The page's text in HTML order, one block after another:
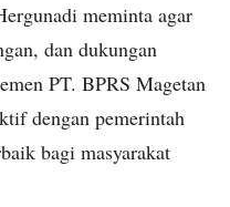
meminta agar
dan dukungan
PT. BPRS Magetan
dengan pemerintah
bagi masyarakat